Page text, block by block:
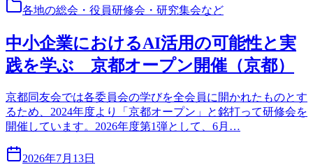
各地の総会・役員研修会・研究集会など
中小企業におけるAI活用の可能性と実
践を学ぶ 京都オープン開催（京都）
京都同友会では各委員会の学びを全会員に開かれたものとす
るため、2024年度より「京都オープン」と銘打って研修会を
開催しています。2026年度第1弾として、6月…
2026年7月13日